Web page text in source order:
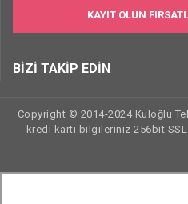
KAYIT OLUN
BİZİ TAKİP EDİN
Copyright © 2014-2024 Kuloğlu
kredi kartı bilgileriniz 256bit